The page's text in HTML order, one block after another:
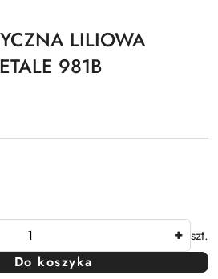
LILIOWA
981B
szt.
Do koszyka